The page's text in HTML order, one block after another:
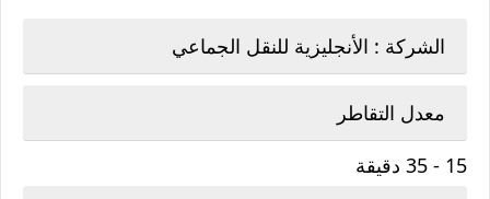
الشركة : الأنجليزية للنقل الجماعي
معدل التقاطر
15 - 35 دقيقة